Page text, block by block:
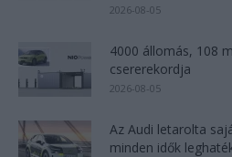
2026-08-05
4000 állomás, 108
csererekordja
2026-08-05
Az Audi letarolta
minden idők